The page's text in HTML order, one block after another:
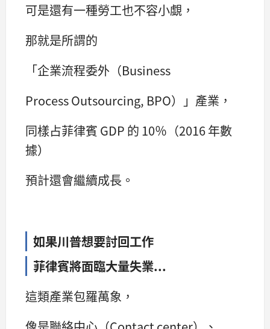
可是還有一種勞工也不容小覷，
那就是所謂的
「企業流程委外（Business
Process Outsourcing, BPO）」產業，
同樣占菲律賓 GDP 的 10％（2016 年數
據）
預計還會繼續成長。
如果川普想要討回工作
菲律賓將面臨大量失業...
這類產業包羅萬象，